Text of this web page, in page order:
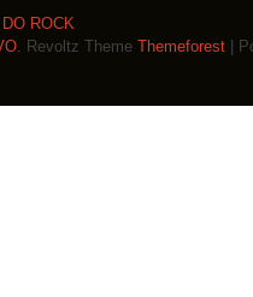
DO ROCK
. Revoltz Theme Themeforest |